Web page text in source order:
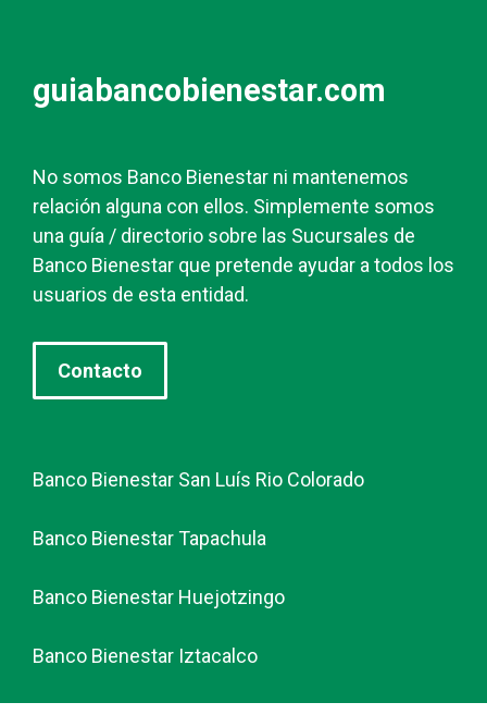
guiabancobienestar.com
No somos Banco Bienestar ni mantenemos
relación alguna con ellos. Simplemente somos
una guía / directorio sobre las Sucursales de
Banco Bienestar que pretende ayudar a todos los
usuarios de esta entidad.
Contacto
Banco Bienestar San Luís Rio Colorado
Banco Bienestar Tapachula
Banco Bienestar Huejotzingo
Banco Bienestar Iztacalco